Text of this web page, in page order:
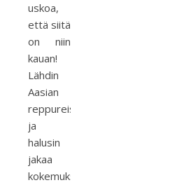
uskoa,
että siitä
on niin
kauan!
Lähdin
Aasian
reppureissulle
ja
halusin
jakaa
kokemukseni